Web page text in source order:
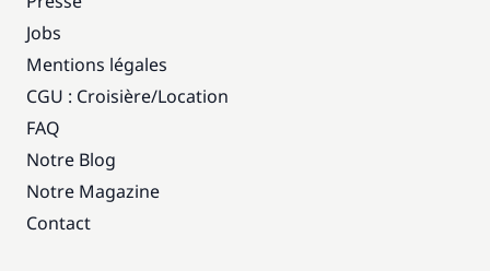
Jobs
Mentions légales
CGU : Croisière/Location
FAQ
Notre Blog
Notre Magazine
Contact